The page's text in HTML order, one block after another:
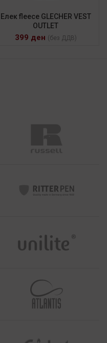
Елек fleece GLECHER VEST
OUTLET
399 ден (без ДДВ)